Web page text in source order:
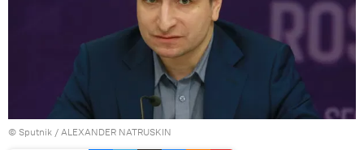
© Sputnik / ALEXANDER NATRUSKIN